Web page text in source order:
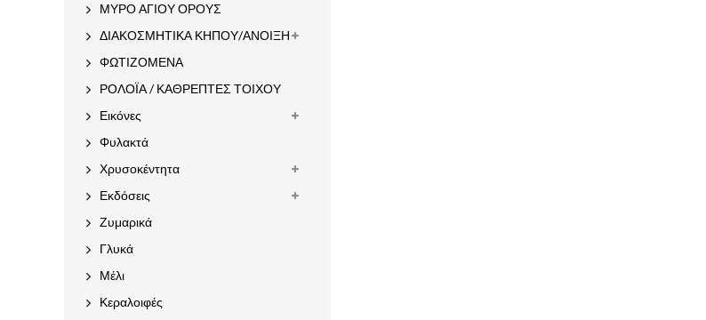
ΜΥΡΟ ΑΓΙΟΥ ΟΡΟΥΣ
ΔΙΑΚΟΣΜΗΤΙΚΑ ΚΗΠΟΥ/ΑΝΟΙΞΗ
ΦΩΤΙΖΟΜΕΝΑ
ΡΟΛΟΪΑ / ΚΑΘΡΕΠΤΕΣ ΤΟΙΧΟΥ
Εικόνες
Φυλακτά
Χρυσοκέντητα
Εκδόσεις
Ζυμαρικά
Γλυκά
Μέλι
Κεραλοιφές